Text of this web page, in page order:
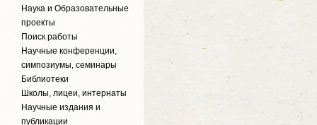
Наука и Образовательные
проекты
Поиск работы
Научные конференции,
симпозиумы, семинары
Библиотеки
Школы, лицеи, интернаты
Научные издания и
публикации